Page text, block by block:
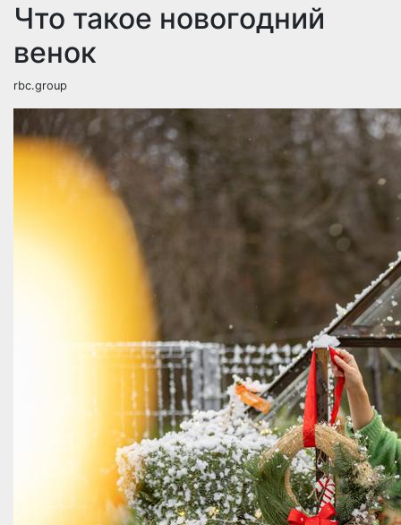
Что такое новогодний
венок
rbc.group